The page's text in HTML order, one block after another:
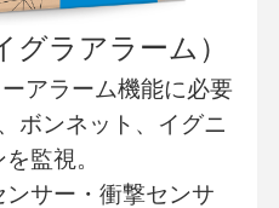
グラアラーム）
アラーム機能に必要
ボンネット、イグニ
監視。
サー・衝撃センサ